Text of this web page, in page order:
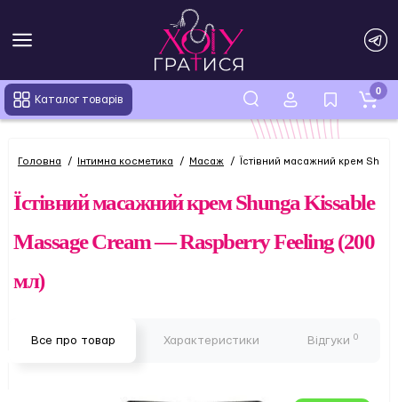
Каталог товарів
0
Головна Інтимна косметика Масаж Їстівний масажний крем
Їстівний масажний крем Shunga Kissable
Massage Cream — Raspberry Feeling (200
мл)
Все про товар Характеристики Відгуки 0